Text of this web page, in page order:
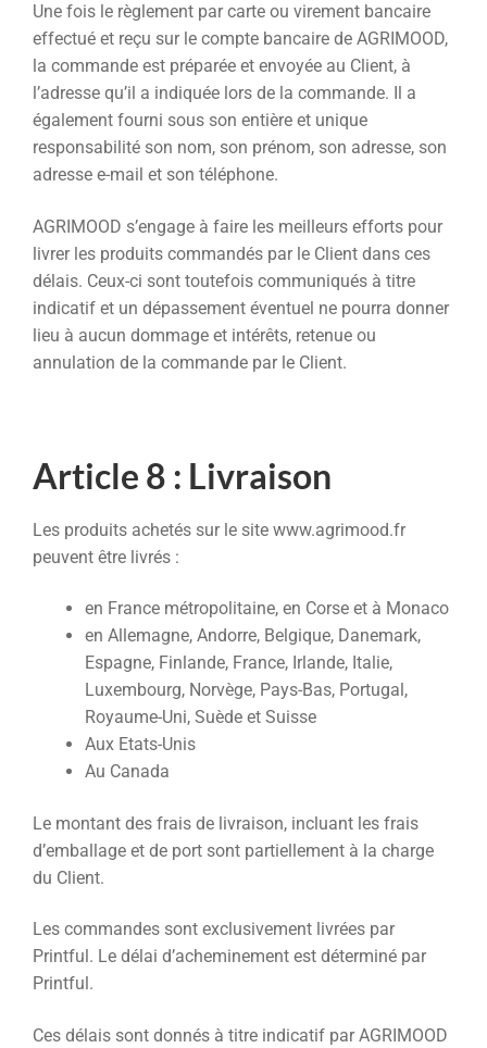
Une fois le règlement par carte ou virement bancaire
effectué et reçu sur le compte bancaire de AGRIMOOD,
la commande est préparée et envoyée au Client, à
l’adresse qu’il a indiquée lors de la commande. Il a
également fourni sous son entière et unique
responsabilité son nom, son prénom, son adresse, son
adresse e-mail et son téléphone.
AGRIMOOD s’engage à faire les meilleurs efforts pour
livrer les produits commandés par le Client dans ces
délais. Ceux-ci sont toutefois communiqués à titre
indicatif et un dépassement éventuel ne pourra donner
lieu à aucun dommage et intérêts, retenue ou
annulation de la commande par le Client.
Article 8 : Livraison
Les produits achetés sur le site www.agrimood.fr
peuvent être livrés :
en France métropolitaine, en Corse et à Monaco
en Allemagne, Andorre, Belgique, Danemark,
Espagne, Finlande, France, Irlande, Italie,
Luxembourg, Norvège, Pays-Bas, Portugal,
Royaume-Uni, Suède et Suisse
Aux Etats-Unis
Au Canada
Le montant des frais de livraison, incluant les frais
d’emballage et de port sont partiellement à la charge
du Client.
Les commandes sont exclusivement livrées par
Printful. Le délai d’acheminement est déterminé par
Printful.
Ces délais sont donnés à titre indicatif par AGRIMOOD